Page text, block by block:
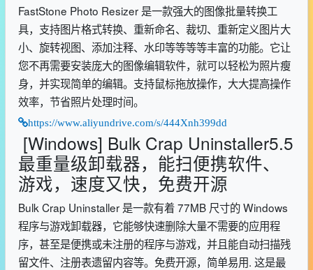
FastStone Photo Resizer 是一款强大的图像批量转换工
具，支持图片格式转换、重新命名、裁切、重新定义图片大
小、旋转视图、添加注释、水印等等等等丰富的功能。它让
您不再需要安装庞大的图像编辑软件，就可以轻松为照片瘦
身，并实现简单的编辑。支持鼠标拖放操作，大大提高操作
效率，节省照片处理时间。
https://www.aliyundrive.com/s/444Xnh399dd
[Windows] Bulk Crap Uninstaller5.5
最重量级卸载器，能扫便携软件、
游戏，速度又快，免费开源
Bulk Crap Uninstaller 是一款有着 77MB 尺寸的 Windows
程序与游戏卸载器，它能够快速删除大量不需要的应用程
序，甚至是便携或未注册的程序与游戏，并且能自动扫描残
留文件、注册表遗留内容等。免费开源，简单易用. 这是最